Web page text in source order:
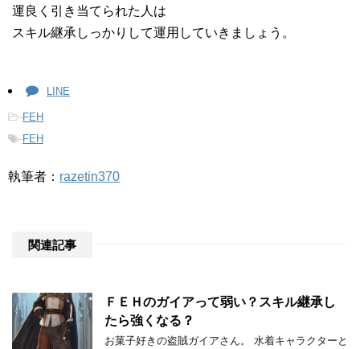
運良く引き当てられた人は
スキル継承しっかりして運用していきましょう。
LINE
-FEH
-FEH
執筆者： razetin370
関連記事
ＦＥＨのガイアって弱い？スキル継承し
たら強くなる？
お菓子好きの盗賊ガイアさん。 水着キャラクターと